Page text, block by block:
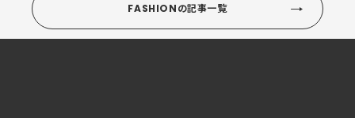
FASHIONの記事一覧